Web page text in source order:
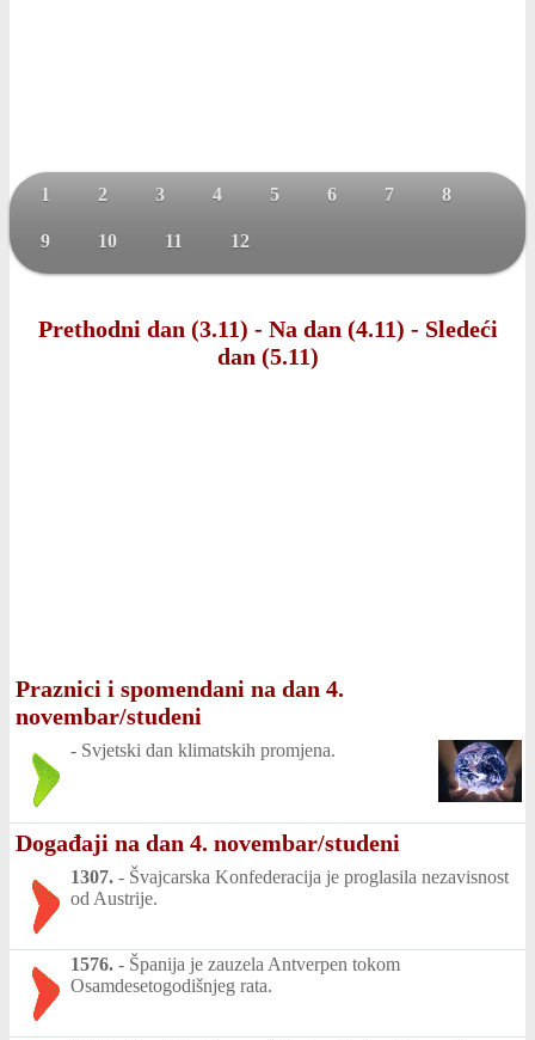
1 2 3 4 5 6 7 8
9 10 11 12
Prethodni dan (3.11) - Na dan (4.11) - Sledeći
dan (5.11)
Praznici i spomendani na dan 4.
novembar/studeni
- Svjetski dan klimatskih promjena.
Događaji na dan 4. novembar/studeni
1307. - Švajcarska Konfederacija je proglasila nezavisnost
od Austrije.
1576. - Španija je zauzela Antverpen tokom
Osamdesetogodišnjeg rata.